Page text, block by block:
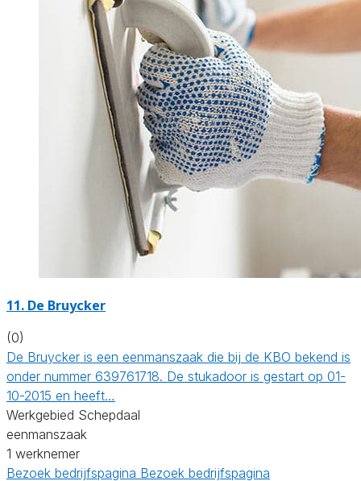
11. De Bruycker
(0)
De Bruycker is een eenmanszaak die bij de KBO bekend is
onder nummer 639761718. De stukadoor is gestart op 01-
10-2015 en heeft…
Werkgebied Schepdaal
eenmanszaak
1 werknemer
Bezoek bedrijfspagina Bezoek bedrijfspagina